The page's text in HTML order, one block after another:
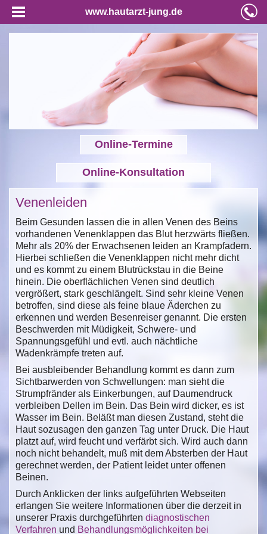
www.hautarzt-jung.de
Online-Termine
Online-Konsultation
Venenleiden
Beim Gesunden lassen die in allen Venen des Beins
vorhandenen Venenklappen das Blut herzwärts fließen.
Mehr als 20% der Erwachsenen leiden an Krampfadern.
Hierbei schließen die Venenklappen nicht mehr dicht
und es kommt zu einem Blutrückstau in die Beine
hinein. Die oberflächlichen Venen sind deutlich
vergrößert, stark geschlängelt. Sind sehr kleine Venen
betroffen, sind diese als feine blaue Äderchen zu
erkennen und werden Besenreiser genannt. Die ersten
Beschwerden mit Müdigkeit, Schwere- und
Spannungsgefühl und evtl. auch nächtliche
Wadenkrämpfe treten auf.
Bei ausbleibender Behandlung kommt es dann zum
Sichtbarwerden von Schwellungen: man sieht die
Strumpfränder als Einkerbungen, auf Daumendruck
verbleiben Dellen im Bein. Das Bein wird dicker, es ist
Wasser im Bein. Beläßt man diesen Zustand, steht die
Haut sozusagen den ganzen Tag unter Druck. Die Haut
platzt auf, wird feucht und verfärbt sich. Wird auch dann
noch nicht behandelt, muß mit dem Absterben der Haut
gerechnet werden, der Patient leidet unter offenen
Beinen.
Durch Anklicken der links aufgeführten Webseiten
erlangen Sie weitere Informationen über die derzeit in
unserer Praxis durchgeführten diagnostischen
Verfahren und Behandlungsmöglichkeiten bei